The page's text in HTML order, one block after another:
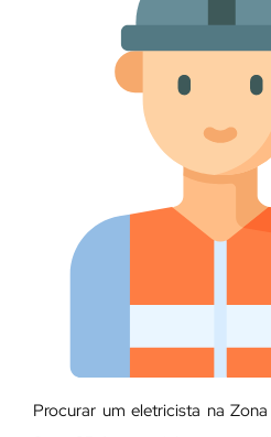
Procurar um eletricista na